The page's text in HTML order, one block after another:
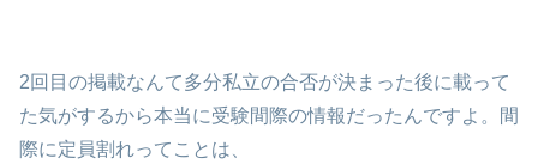
2回目の掲載なんて多分私立の合否が決まった後に載って
た気がするから本当に受験間際の情報だったんですよ。間
際に定員割れってことは、